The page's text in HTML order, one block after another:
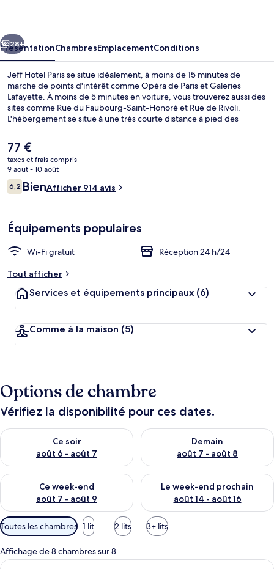
Suivant
28+
PrésentationChambresEmplacementConditions
Jeff Hotel Paris se situe idéalement, à moins de 15 minutes de
marche de points d'intérêt comme Opéra de Paris et Galeries
Lafayette. À moins de 5 minutes en voiture, vous trouverez aussi des
sites comme Rue du Faubourg-Saint-Honoré et Rue de Rivoli.
L'hébergement se situe à une très courte distance à pied des
Station de métro Cadet, à 3 min.
Le
prix
actuel
est
de
77 €
taxes et frais compris
9 août - 10 août
Avis
voyageurs
6,26,2 sur 10
BienAfficher 914 avis
Équipements populaires
Wi-Fi gratuit
Réception 24 h/24
Tout afficher
Services et équipements principaux (6)
Comme à la maison (5)
Options de chambre
Vérifiez la disponibilité pour ces dates.
Ce soir
août 6 - août 7
Vérifier la disponibilité pour ce soir août 6 - août 7
Demain
août 7 - août 8
Vérifier la disponibilité pour
Ce week-end
août 7 - août 9
Vérifier la disponibilité pour ce week-end août 7 - août 9
Le week-end prochain
août 14 - août 16
Vérifier la disponibilité pour
Filtres
disponibles
pour
les
Toutes les chambres 1 lit 2 lits 3+ lits
Affichage de 8 chambres sur 8